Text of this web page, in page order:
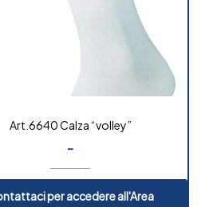
Art.6640 Calza “volley”
-
per accedere all'Area